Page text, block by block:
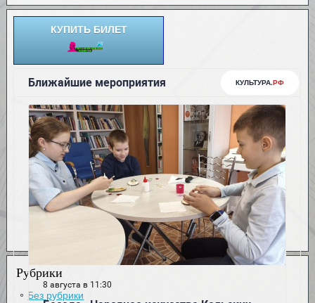
КУПИТЬ БИЛЕТ
Рубрики
Без рубрики